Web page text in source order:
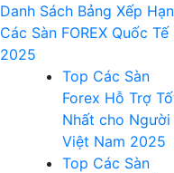
Danh Sách Bảng Xếp
Các Sàn FOREX Quốc Tế
2025
Top Các Sàn
Forex Hỗ Trợ
Nhất cho Người
Việt Nam 2025
Top Các Sàn